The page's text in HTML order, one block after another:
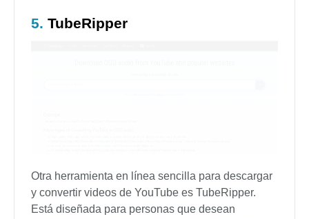
5. TubeRipper
Otra herramienta en línea sencilla para descargar
y convertir videos de YouTube es TubeRipper.
Está diseñada para personas que desean